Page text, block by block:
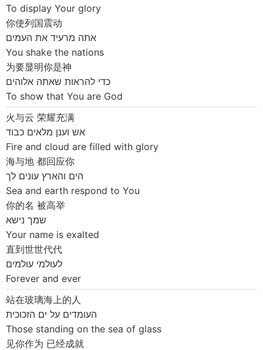
To display Your glory
你使列国震动
אתה מרעיד את העמים
You shake the nations
为要显明你是神
כדי להראות שאתה אלוהים
To show that You are God
火与云 荣耀充满
אש וענן מלאים כבוד
Fire and cloud are filled with glory
海与地 都回应你
הים והארץ עונים לך
Sea and earth respond to You
你的名 被高举
שמך נישא
Your name is exalted
直到世世代代
לעולמי עולמים
Forever and ever
站在玻璃海上的人
העומדים על ים הזכוכית
Those standing on the sea of glass
见你作为 已经成就